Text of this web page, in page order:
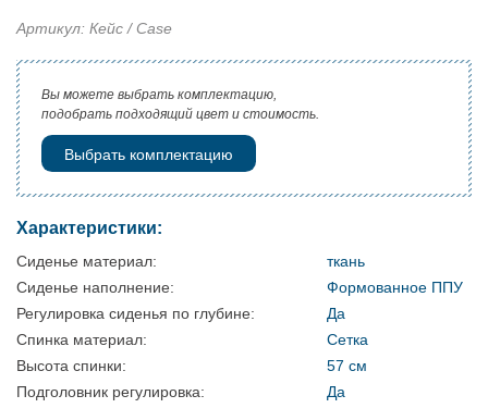
Артикул: Кейс / Case
Вы можете выбрать комплектацию,
подобрать подходящий цвет и стоимость.
Выбрать комплектацию
Характеристики:
Сиденье материал:
ткань
Сиденье наполнение:
Формованное ППУ
Регулировка сиденья по глубине:
Да
Спинка материал:
Сетка
Высота спинки:
57 см
Подголовник регулировка:
Да